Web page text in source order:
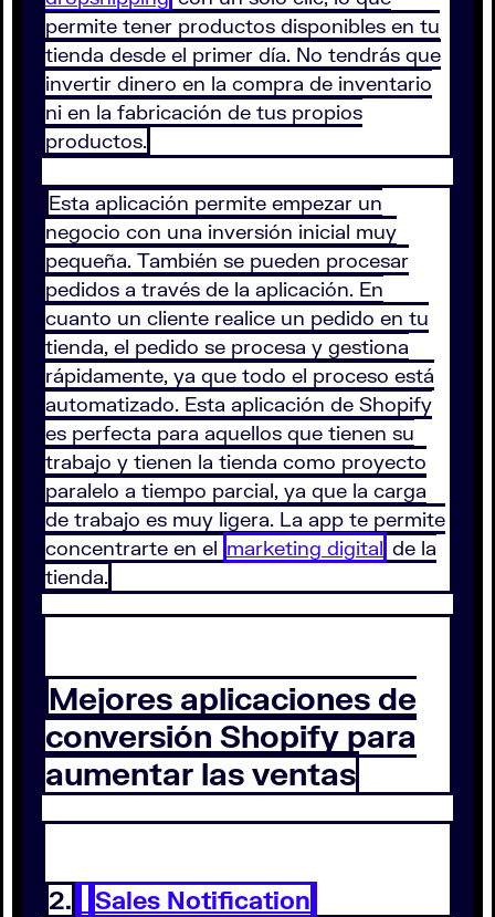
permite tener productos disponibles en tu
tienda desde el primer día. No tendrás que
invertir dinero en la compra de inventario
ni en la fabricación de tus propios
productos.
Esta aplicación permite empezar un
negocio con una inversión inicial muy
pequeña. También se pueden procesar
pedidos a través de la aplicación. En
cuanto un cliente realice un pedido en tu
tienda, el pedido se procesa y gestiona
rápidamente, ya que todo el proceso está
automatizado. Esta aplicación de Shopify
es perfecta para aquellos que tienen su
trabajo y tienen la tienda como proyecto
paralelo a tiempo parcial, ya que la carga
de trabajo es muy ligera. La app te permite
concentrarte en el marketing digital de la
tienda.
Mejores aplicaciones de
conversión Shopify para
aumentar las ventas
2. Sales Notification